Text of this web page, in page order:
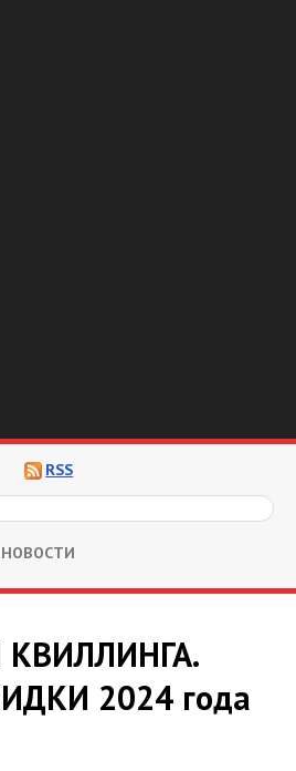
RSS
НОВОСТИ
2024 года